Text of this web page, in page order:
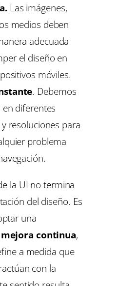
Las imágenes,
medios deben
adecuada
el diseño en
móviles.
. Debemos
diferentes
resoluciones para
problema
la UI no termina
del diseño. Es
una
continua,
a medida que
con la